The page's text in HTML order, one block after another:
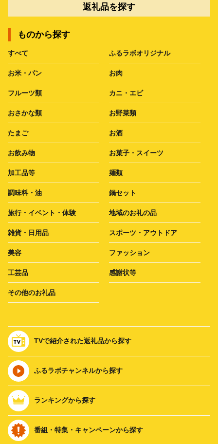
返礼品を探す
ものから探す
すべて ふるラボオリジナル
お米・パン お肉
フルーツ類 カニ・エビ
おさかな類 お野菜類
たまご お酒
お飲み物 お菓子・スイーツ
加工品等 麺類
調味料・油 鍋セット
旅行・イベント・体験 地域のお礼の品
雑貨・日用品 スポーツ・アウトドア
美容 ファッション
工芸品 感謝状等
その他のお礼品
TVで紹介された返礼品から探す
ふるラボチャンネルから探す
ランキングから探す
番組・特集・キャンペーンから探す